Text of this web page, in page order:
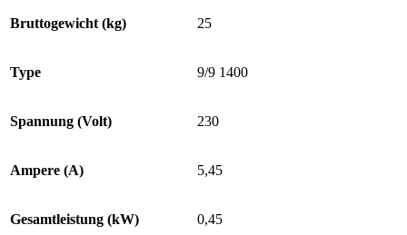
Bruttogewicht (kg) 25
Type 9/9 1400
Spannung (Volt) 230
Ampere (A) 5,45
Gesamtleistung (kW) 0,45